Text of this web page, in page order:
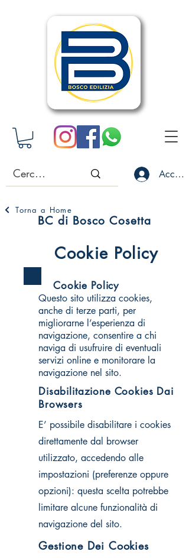
Accedi
Torna a Home
BC di Bosco Cosetta
Cookie Policy
Cookie Policy
Questo sito utilizza cookies,
anche di terze parti, per
migliorarne l’esperienza di
navigazione, consentire a chi
naviga di usufruire di eventuali
servizi online e monitorare la
navigazione nel sito.
Disabilitazione Cookies Dai
Browsers
E’ possibile disabilitare i cookies
direttamente dal browser
utilizzato, accedendo alle
impostazioni (preferenze oppure
opzioni): questa scelta potrebbe
limitare alcune funzionalità di
navigazione del sito.
Gestione Dei Cookies